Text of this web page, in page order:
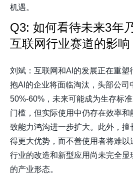
机遇。
Q3: 如何看待未来3年
互联网行业赛道的影响
刘斌：互联网和AI的发展正在重塑
抱AI的企业将面临淘汰，头部公司
50%-60%，未来可能成为生存标
门槛，但实际使用中仍存在效率
致能力鸿沟进一步扩大。此外，
得更大优势，而不善使用者将难
行业的改造和新型应用尚未完全
的产业形态。